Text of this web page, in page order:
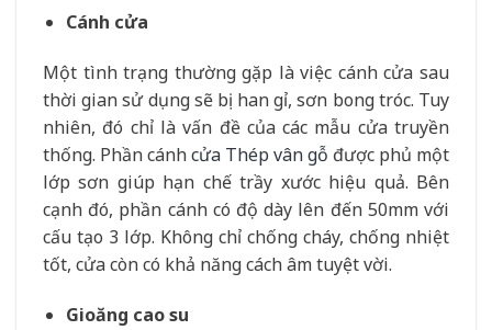
Cánh cửa
Một tình trạng thường gặp là việc cánh cửa sau
thời gian sử dụng sẽ bị han gỉ, sơn bong tróc. Tuy
nhiên, đó chỉ là vấn đề của các mẫu cửa truyền
thống. Phần cánhcửa Thép vân gỗ được phủ một
lớp sơn giúp hạn chế trầy xước hiệu quả. Bên
cạnh đó, phần cánh có độ dày lên đến 50mm với
cấu tạo 3 lớp. Không chỉ chống cháy, chống nhiệt
tốt, cửa còn có khả năng cách âm tuyệt vời.
Gioăng cao su